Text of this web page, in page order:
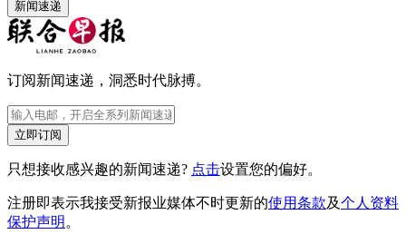
新闻速递
订阅新闻速递，洞悉时代脉搏。
立即订阅
只想接收感兴趣的新闻速递? 点击设置您的偏好。
注册即表示我接受新报业媒体不时更新的使用条款及个人资料
保护声明 。